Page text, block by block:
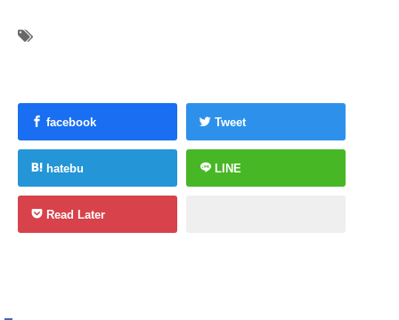
facebook Tweet
hatebu LINE
Read Later